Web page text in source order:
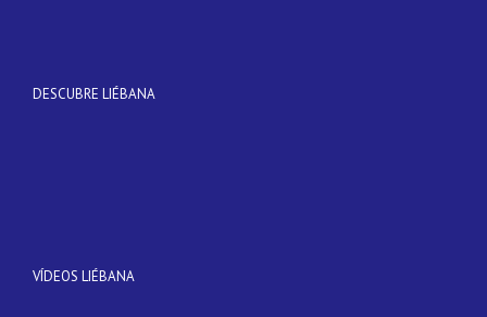
DESCUBRE LIÉBANA
VÍDEOS LIÉBANA